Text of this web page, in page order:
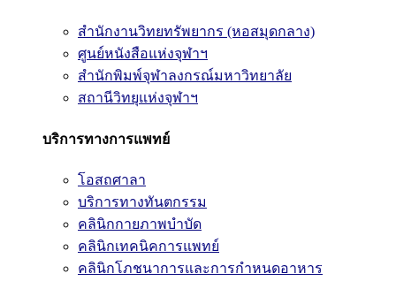
สำนักงานวิทยทรัพยากร (หอสมุดกลาง)
ศูนย์หนังสือแห่งจุฬาฯ
สำนักพิมพ์จุฬาลงกรณ์มหาวิทยาลัย
สถานีวิทยุแห่งจุฬาฯ
บริการทางการแพทย์
โอสถศาลา
บริการทางทันตกรรม
คลินิกกายภาพบำบัด
คลินิกเทคนิคการแพทย์
คลินิกโภชนาการและการกำหนดอาหาร